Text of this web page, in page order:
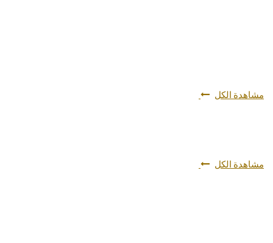
مشاهدة الكل
مشاهدة الكل